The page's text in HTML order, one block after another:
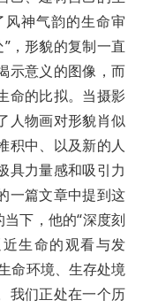
神气韵的生命审
，形貌的复制一直
示意义的图像，而
命的比拟。当摄影
人物画对形貌肖似
积中、以及新的人
具力量感和吸引力
一篇文章中提到这
下，他的“深度刻
生命的观看与发
命环境、生存处境
我们正处在一个历